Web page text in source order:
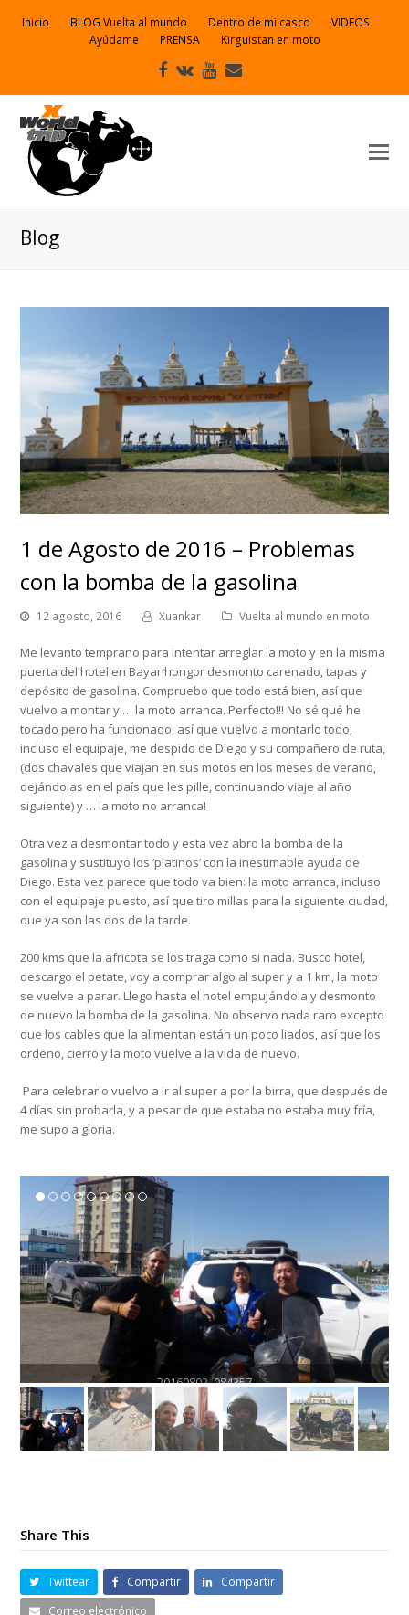
Inicio BLOG Vuelta al mundo Dentro de mi casco
VIDEOS
Ayúdame
PRENSA Kirguistan en moto
Facebook
VK Youtube
electrónico
Blog
1 de Agosto de 2016 – Problemas
con la bomba de la gasolina
12 agosto, 2016 Xuankar Vuelta al mundo en moto
Me levanto temprano para intentar arreglar la moto y en la misma
puerta del hotel en Bayanhongor desmonto carenado, tapas y
depósito de gasolina. Compruebo que todo está bien, así que
vuelvo a montar y … la moto arranca. Perfecto!!! No sé qué he
tocado pero ha funcionado, así que vuelvo a montarlo todo,
incluso el equipaje, me despido de Diego y su compañero de ruta,
(dos chavales que viajan en sus motos en los meses de verano,
dejándolas en el país que les pille, continuando viaje al año
siguiente) y … la moto no arranca!
Otra vez a desmontar todo y esta vez abro la bomba de la
gasolina y sustituyo los ‘platinos’ con la inestimable ayuda de
Diego. Esta vez parece que todo va bien: la moto arranca, incluso
con el equipaje puesto, así que tiro millas para la siguiente ciudad,
que ya son las dos de la tarde.
200 kms que la africota se los traga como si nada. Busco hotel,
descargo el petate, voy a comprar algo al super y a 1 km, la moto
se vuelve a parar. Llego hasta el hotel empujándola y desmonto
de nuevo la bomba de la gasolina. No observo nada raro excepto
que los cables que la alimentan están un poco liados, así que los
ordeno, cierro y la moto vuelve a la vida de nuevo.
Para celebrarlo vuelvo a ir al super a por la birra, que después de
4 días sin probarla, y a pesar de que estaba no estaba muy fría,
me supo a gloria.